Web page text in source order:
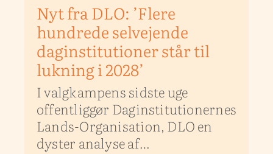
Nyt fra DLO: ’Flere
hundrede selvejende
daginstitutioner står til
lukning i 2028’
I valgkampens sidste uge
offentliggør Daginstitutionernes
Lands-Organisation, DLO en
dyster analyse af…